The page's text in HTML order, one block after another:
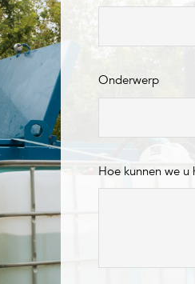
Onderwerp
Hoe kunnen we